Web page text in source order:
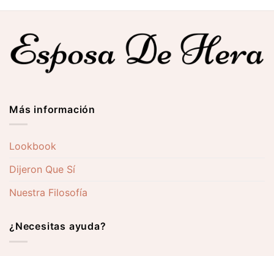
Más información
Lookbook
Dijeron Que Sí
Nuestra Filosofía
¿Necesitas ayuda?